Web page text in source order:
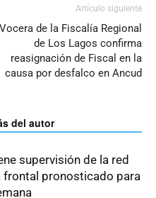
Artículo siguiente
Vocera de la Fiscalía Regional
de Los Lagos confirma
reasignación de Fiscal en la
causa por desfalco en Ancud
del autor
supervisión de la red
frontal pronosticado para